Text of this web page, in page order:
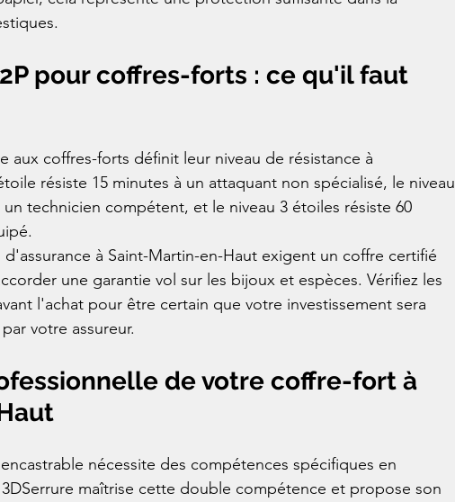
pour coffres-forts : ce qu'il faut
aux coffres-forts définit leur niveau de résistance à
résiste 15 minutes à un attaquant non spécialisé, le niveau
technicien compétent, et le niveau 3 étoiles résiste 60
à Saint-Martin-en-Haut exigent un coffre certifié
une garantie vol sur les bijoux et espèces. Vérifiez les
l'achat pour être certain que votre investissement sera
votre assureur.
de votre coffre-fort à
nécessite des compétences spécifiques en
maîtrise cette double compétence et propose son